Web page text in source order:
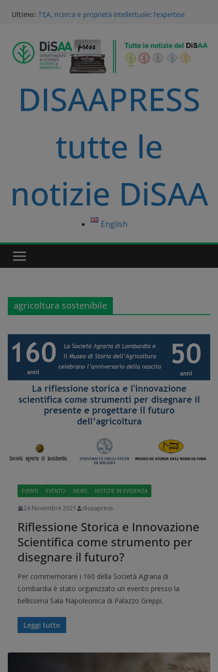
Ultimo: Agroecologica: l’Unicità del Database AGROSUS
nazionale dell’Accademia dei Georgofili
Via libera alle TEA: il voto storico del Parlamento
Europeo è una svolta per la ricerca e l’agricoltura
sostenibile
distretto irriguo a gravità completamente
automatizzato della Pianura Padana
Vinitaly 2026, la ricerca dell’Università degli Studi di
DISAAPRESS
tutte le
notizie DiSAA
English
agricoltura sostenibile
EVENTI EVENTO NEWS NOTIZIE IN EVIDENZA
24 Novembre 2021 disaapress
Riflessione Storica e Innovazione
Scientifica come strumento per
disegnare il futuro?
Per commemorare i 160 della Società Agraria di
Lombardia è stato organizzato un evento presso la
bellissima Sala Napoleonica di Palazzo Greppi.
Leggi tutto